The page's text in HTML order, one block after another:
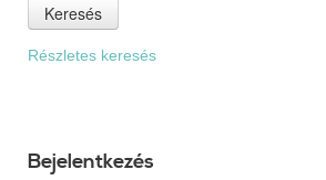
Keresés
Részletes keresés
Bejelentkezés